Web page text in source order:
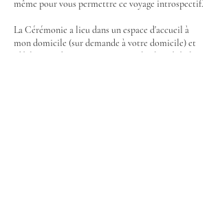
même pour vous permettre ce voyage introspectif.
La Cérémonie a lieu dans un espace d'accueil à
mon domicile (sur demande à votre domicile) et
idéalement dans un espace naturel si la météo le